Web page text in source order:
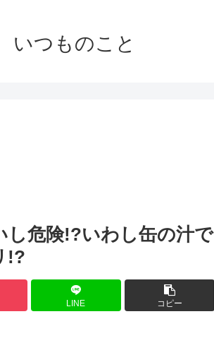
いつものこと
し危険!?いわし缶の汁で
!?
LINE コピー